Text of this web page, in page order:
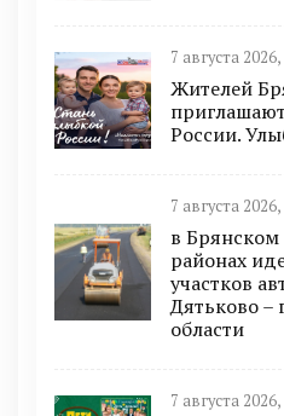
7 августа
Жителей
России.
7 августа
в
районах
участков
Дятьково –
области
7 августа